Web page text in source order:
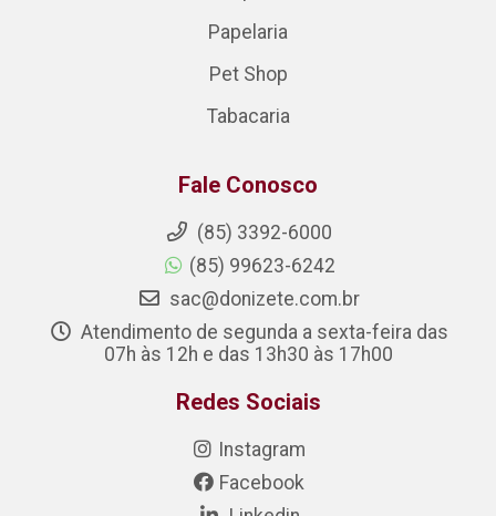
Papelaria
Pet Shop
Tabacaria
Fale Conosco
(85) 3392-6000
(85) 99623-6242
sac@donizete.com.br
Atendimento de segunda a sexta-feira das
07h às 12h e das 13h30 às 17h00
Redes Sociais
Instagram
Facebook